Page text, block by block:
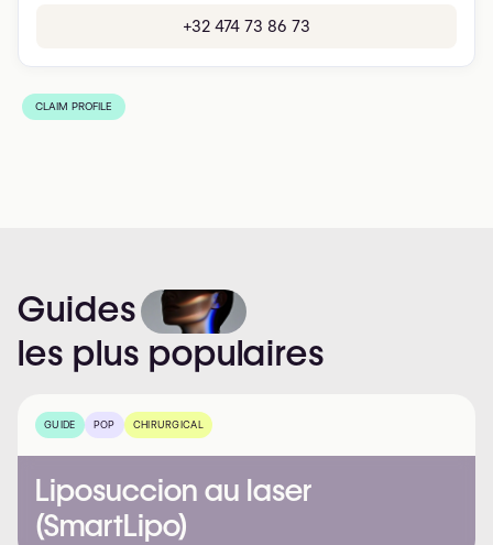
+32 474 73 86 73
CLAIM PROFILE
Guides
les plus populaires
GUIDE POP CHIRURGICAL
Liposuccion au laser
(SmartLipo)